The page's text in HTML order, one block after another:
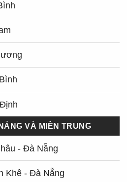
VÀ MIỀN TRUNG
- Đà Nẵng
Khê - Đà Nẵng